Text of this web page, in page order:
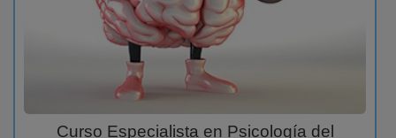
Curso Especialista en Psicología del